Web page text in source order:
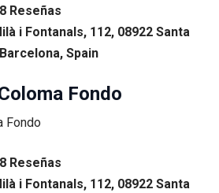
Reseñas
i Fontanals, 112, 08922 Santa
Spain
Fondo
Reseñas
i Fontanals, 112, 08922 Santa